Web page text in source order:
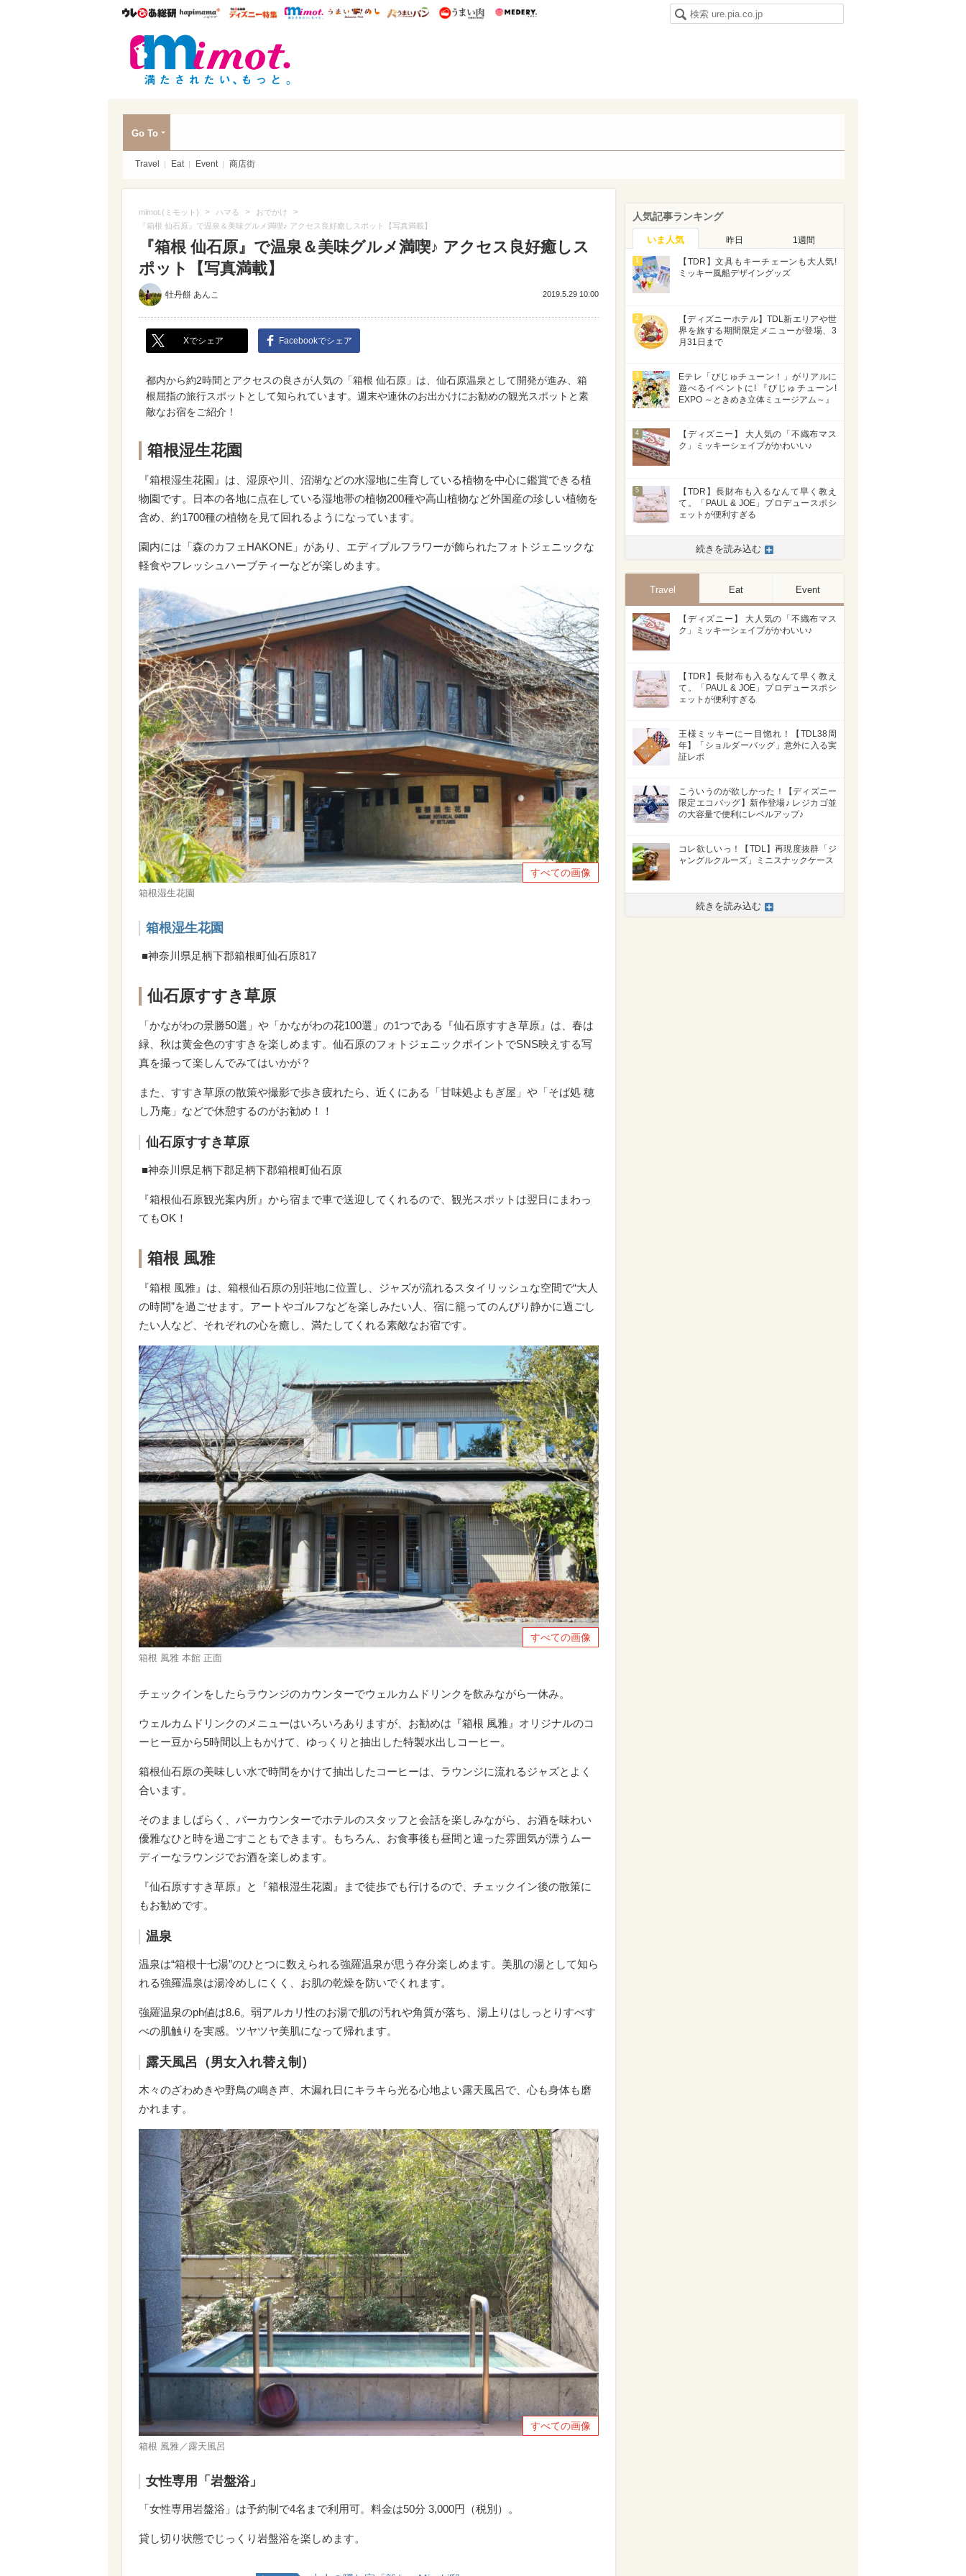
ウレぴあ総研ハピママ* ウレぴあ総研 ディズニー特集
mimot. うまいめし うまいパン うまい肉
Go To
Travel Eat Event 商店街
mimot.(ミモット) > ハマる > おでかけ >
『箱根 仙石原』で温泉＆美味グルメ満喫♪ アクセス良好癒しスポット【写真満載】
『箱根 仙石原』で温泉＆美味グルメ満喫♪ アクセス良好癒しス
ポット【写真満載】
牡丹餅 あんこ 2019.5.29 10:00
Xでシェア Facebookでシェア
都内から約2時間とアクセスの良さが人気の「箱根 仙石原」は、仙石原温泉として開発が進み、箱
根屈指の旅行スポットとして知られています。週末や連休のお出かけにお勧めの観光スポットと素
敵なお宿をご紹介！
箱根湿生花園
『箱根湿生花園』は、湿原や川、沼湖などの水湿地に生育している植物を中心に鑑賞できる植
物園です。日本の各地に点在している湿地帯の植物200種や高山植物など外国産の珍しい植物を
含め、約1700種の植物を見て回れるようになっています。
園内には「森のカフェ HAKONE 」があり、エディブルフラワーが飾られたフォトジェニックな
軽食やフレッシュハーブティーなどが楽しめます。
すべての画像
箱根湿生花園
箱根湿生花園
■神奈川県足柄下郡箱根町仙石原817
仙石原すすき草原
「かながわの景勝50選」や「かながわの花100選」の1つである『仙石原すすき草原』は、春は
緑、秋は黄金色のすすきを楽しめます。仙石原のフォトジェニックポイントでSNS映えする写
真を撮って楽しんでみてはいかが？
また、すすき草原の散策や撮影で歩き疲れたら、近くにある「甘味処よもぎ屋」や「そば処 穂
し乃庵」などで休憩するのがお勧め！！
仙石原すすき草原
■神奈川県足柄下郡足柄下郡箱根町仙石原
『箱根仙石原観光案内所』から宿まで車で送迎してくれるので、観光スポットは翌日にまわっ
てもOK ！
箱根 風雅
『箱根 風雅』は、箱根仙石原の別荘地に位置し、ジャズが流れるスタイリッシュな空間で“大人
の時間”を過ごせます。アートやゴルフなどを楽しみたい人、宿に籠ってのんびり静かに過ごし
たい人など、それぞれの心を癒し、満たしてくれる素敵なお宿です。
すべての画像
箱根 風雅 本館 正面
チェックインをしたらラウンジのカウンターでウェルカムドリンクを飲みながら一休み。
ウェルカムドリンクのメニューはいろいろありますが、お勧めは『箱根 風雅』オリジナルのコ
ーヒー豆から5時間以上もかけて、ゆっくりと抽出した特製水出しコーヒー。
箱根仙石原の美味しい水で時間をかけて抽出したコーヒーは、ラウンジに流れるジャズとよく
合います。
そのまましばらく、バーカウンターでホテルのスタッフと会話を楽しみながら、お酒を味わい
優雅なひと時を過ごすこともできます。もちろん、お食事後も昼間と違った雰囲気が漂うムー
ディーなラウンジでお酒を楽しめます。
『仙石原すすき草原』と『箱根湿生花園』まで徒歩でも行けるので、チェックイン後の散策に
もお勧めです。
温泉
温泉は“箱根十七湯”のひとつに数えられる強羅温泉が思う存分楽しめます。美肌の湯として知ら
れる強羅温泉は湯冷めしにくく、お肌の乾燥を防いでくれます。
強羅温泉のph値は8.6。 弱アルカリ性のお湯で肌の汚れや角質が落ち、湯上りはしっとりすべす
べの肌触りを実感。ツヤツヤ美肌になって帰れます。
露天風呂（男女入れ替え制）
木々のざわめきや野鳥の鳴き声、木漏れ日にキラキら光る心地よい露天風呂で、心も身体も磨
かれます。
すべての画像
箱根 風雅／露天風呂
女性専用「岩盤浴」
「女性専用岩盤浴」は予約制で4名まで利用可。料金は50分 3,000円（税別）。
貸し切り状態でじっくり岩盤浴を楽しめます。
人気記事ランキング
いま人気 昨日 1週間
1
【TDR】文具もキーチェーンも大人気!
ミッキー風船デザイングッズ
2
【ディズニーホテル】TDL新エリアや世
界を旅する期間限定メニューが登場、3
月31日まで
3
Eテレ「びじゅチューン！」がリアルに
遊べるイベントに! 『びじゅチューン!
EXPO ～ときめき立体ミュージアム～』
4
【ディズニー】 大人気の「不織布マス
ク」ミッキーシェイプがかわいい♪
5
【TDR】長財布も入るなんて早く教え
て。「PAUL & JOE」プロデュースポシ
ェットが便利すぎる
続きを読み込む
Travel Eat Event
【ディズニー】 大人気の「不織布マス
ク」ミッキーシェイプがかわいい♪
【TDR】長財布も入るなんて早く教え
て。「PAUL & JOE」プロデュースポシ
ェットが便利すぎる
王様ミッキーに一目惚れ！【TDL38周
年】「ショルダーバッグ」意外に入る実
証レポ
こういうのが欲しかった！【ディズニー
限定エコバッグ】新作登場♪ レジカゴ並
の大容量で便利にレベルアップ♪
コレ欲しいっ！【TDL】再現度抜群「ジ
ャングルクルーズ」ミニスナックケース
続きを読み込む